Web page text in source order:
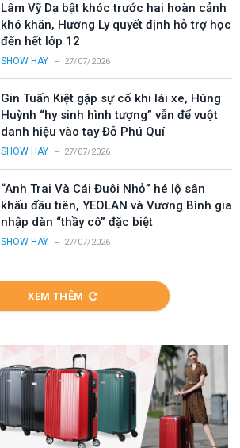
Lâm Vỹ Dạ bật khóc trước hai hoàn cảnh
khó khăn, Hương Ly quyết định hỗ trợ học
đến hết lớp 12
SHOW HAY 27/07/2026
Gin Tuấn Kiệt gặp sự cố khi lái xe, Hùng
Huỳnh “hy sinh hình tượng” vẫn để vuột
danh hiệu vào tay Đỗ Phú Quí
SHOW HAY 27/07/2026
“Anh Trai Và Cái Đuôi Nhỏ” hé lộ sân
khấu đầu tiên, YEOLAN và Vương Bình gia
nhập dàn “thầy cô” đặc biệt
SHOW HAY 27/07/2026
XEM THÊM